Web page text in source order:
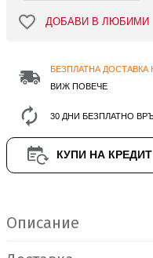
ДОБАВИ В ЛЮБИМИ
БЕЗПЛАТНА ДОСТАВКА
ВИЖ ПОВЕЧЕ
30 ДНИ БЕЗПЛАТНО
КУПИ НА КРЕДИТ
Описание